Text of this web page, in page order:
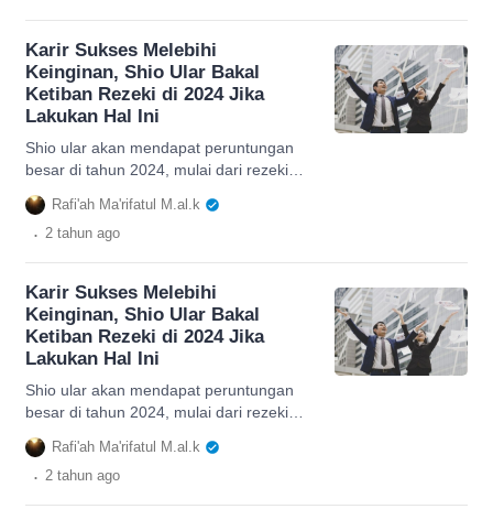
Karir Sukses Melebihi
Keinginan, Shio Ular Bakal
Ketiban Rezeki di 2024 Jika
Lakukan Hal Ini
Shio ular akan mendapat peruntungan
besar di tahun 2024, mulai dari rezeki
yang lancar dan keungan stabil jika
melakukan hal ini.
Rafi'ah Ma'rifatul M.al.k
. 2 tahun ago
Karir Sukses Melebihi
Keinginan, Shio Ular Bakal
Ketiban Rezeki di 2024 Jika
Lakukan Hal Ini
Shio ular akan mendapat peruntungan
besar di tahun 2024, mulai dari rezeki
yang lancar dan keungan stabil jika
melakukan hal ini.
Rafi'ah Ma'rifatul M.al.k
. 2 tahun ago